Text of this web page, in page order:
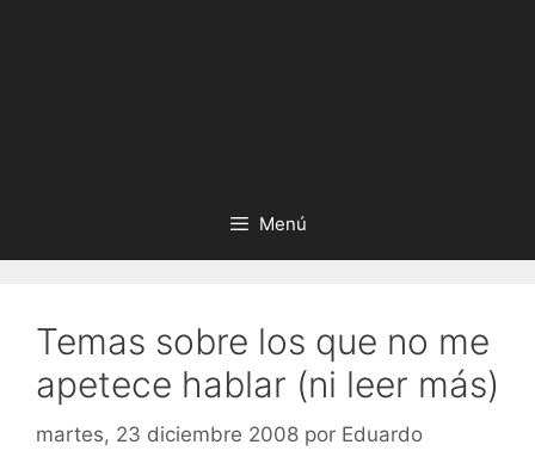
Menú
Temas sobre los que no me
apetece hablar (ni leer más)
martes, 23 diciembre 2008 por Eduardo